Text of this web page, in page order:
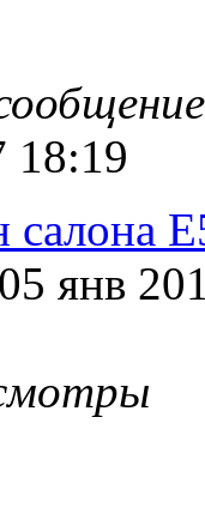
18:19
янв